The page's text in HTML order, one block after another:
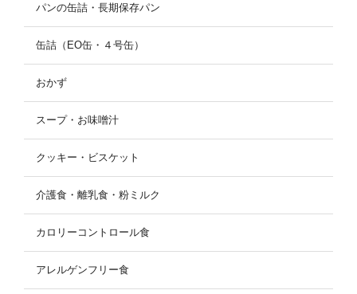
パンの缶詰・長期保存パン
缶詰（EO缶・４号缶）
おかず
スープ・お味噌汁
クッキー・ビスケット
介護食・離乳食・粉ミルク
カロリーコントロール食
アレルゲンフリー食